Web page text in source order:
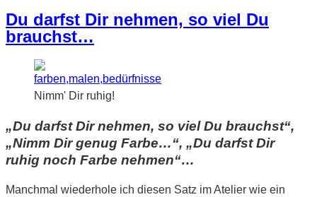
Du darfst Dir nehmen, so viel Du
brauchst…
Nimm' Dir ruhig!
„Du darfst Dir nehmen, so viel Du brauchst“,
„Nimm Dir genug Farbe…“, „Du darfst Dir
ruhig noch Farbe nehmen“…
Manchmal wiederhole ich diesen Satz im Atelier wie ein